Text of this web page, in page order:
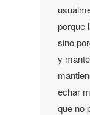
porque
sino
y
echar
que no